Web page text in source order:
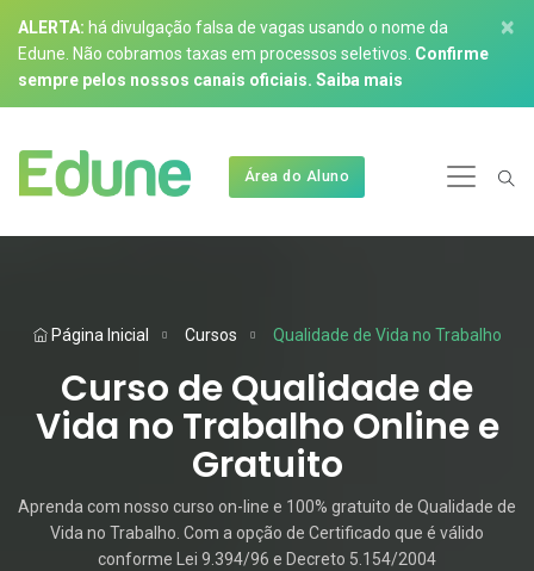
ALERTA: há divulgação falsa de vagas usando o nome da
Edune. Não cobramos taxas em processos seletivos. Confirme
sempre pelos nossos canais oficiais. Saiba mais
×
Área do Aluno
Página Inicial Cursos Qualidade de Vida no Trabalho
Curso de Qualidade de
Vida no Trabalho Online e
Gratuito
Aprenda com nosso curso on-line e 100% gratuito de Qualidade de
Vida no Trabalho. Com a opção de Certificado que é válido
conforme Lei 9.394/96 e Decreto 5.154/2004